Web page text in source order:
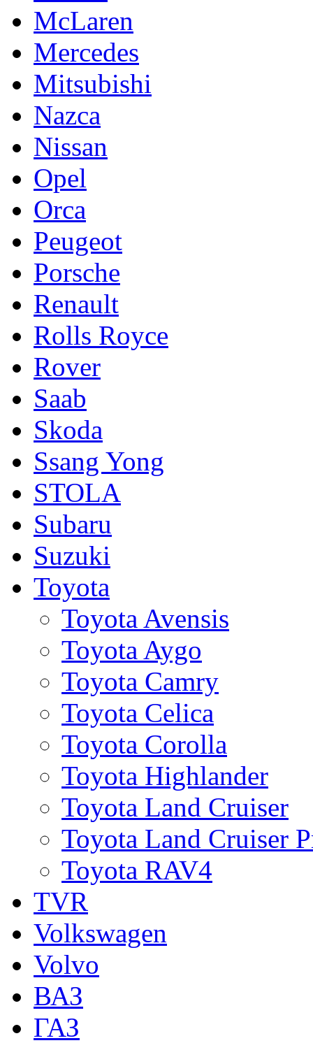
McLaren
Mercedes
Mitsubishi
Nazca
Nissan
Opel
Orca
Peugeot
Porsche
Renault
Rolls Royce
Rover
Saab
Skoda
Ssang Yong
STOLA
Subaru
Suzuki
Toyota
Toyota Avensis
Toyota Aygo
Toyota Camry
Toyota Celica
Toyota Corolla
Toyota Highlander
Toyota Land Cruiser
Toyota Land Cruiser
Toyota RAV4
TVR
Volkswagen
Volvo
ВАЗ
ГАЗ